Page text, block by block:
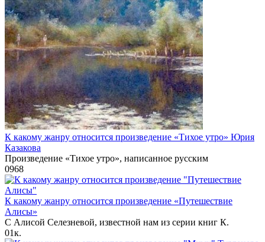
К какому жанру относится произведение «Тихое утро» Юрия
Казакова
Произведение «Тихое утро», написанное русским
0968
К какому жанру относится произведение «Путешествие
Алисы»
С Алисой Селезневой, известной нам из серии книг К.
01к.